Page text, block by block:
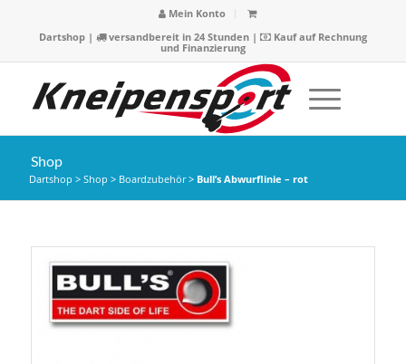
Mein Konto
Dartshop| versandbereit in 24 Stunden |
Kauf auf Rechnung
und Finanzierung
Shop
Dartshop > Shop > Boardzubehör> Bull’s Abwurflinie – rot